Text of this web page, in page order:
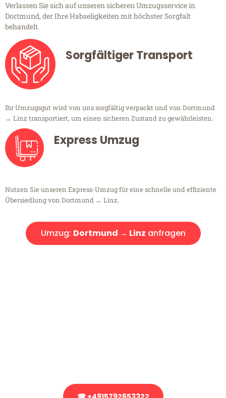
Verlassen Sie sich auf unseren sicheren Umzugsservice in
Dortmund, der Ihre Habseligkeiten mit höchster Sorgfalt
behandelt.
Sorgfältiger Transport
Ihr Umzugsgut wird von uns sorgfältig verpackt und von Dortmund
→ Linz transportiert, um einen sicheren Zustand zu gewährleisten.
Express Umzug
Nutzen Sie unseren Express-Umzug für eine schnelle und effiziente
Übersiedlung von Dortmund → Linz.
Umzug: Dortmund → Linz anfragen